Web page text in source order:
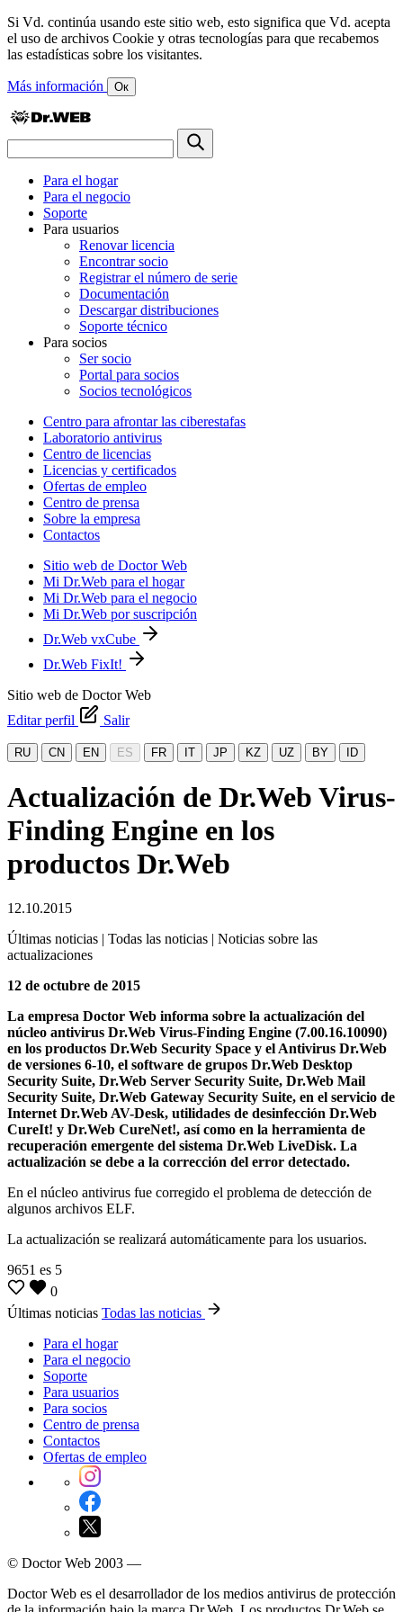
Si Vd. continúa usando este sitio web, esto significa que Vd. acepta
el uso de archivos Cookie y otras tecnologías para que recabemos
las estadísticas sobre los visitantes.
Más información Ок
Para el hogar
Para el negocio
Soporte
Para usuarios
Renovar licencia
Encontrar socio
Registrar el número de serie
Documentación
Descargar distribuciones
Soporte técnico
Para socios
Ser socio
Portal para socios
Socios tecnológicos
Centro para afrontar las ciberestafas
Laboratorio antivirus
Centro de licencias
Licencias y certificados
Ofertas de empleo
Centro de prensa
Sobre la empresa
Contactos
Sitio web de Doctor Web
Mi Dr.Web para el hogar
Mi Dr.Web para el negocio
Mi Dr.Web por suscripción
Dr.Web vxCube
Dr.Web FixIt!
Sitio web de Doctor Web
Editar perfil
Salir
RU CN EN ES FR IT JP KZ UZ BY ID
Actualización de Dr.Web Virus-
Finding Engine en los
productos Dr.Web
12.10.2015
Últimas noticias | Todas las noticias | Noticias sobre las
actualizaciones
12 de octubre de 2015
La empresa Doctor Web informa sobre la actualización del
núcleo antivirus Dr.Web Virus-Finding Engine (7.00.16.10090)
en los productos Dr.Web Security Space y el Antivirus Dr.Web
de versiones 6-10, el software de grupos Dr.Web Desktop
Security Suite, Dr.Web Server Security Suite, Dr.Web Mail
Security Suite, Dr.Web Gateway Security Suite, en el servicio de
Internet Dr.Web AV-Desk, utilidades de desinfección Dr.Web
CureIt! y Dr.Web CureNet!, así como en la herramienta de
recuperación emergente del sistema Dr.Web LiveDisk. La
actualización se debe a la corrección del error detectado.
En el núcleo antivirus fue corregido el problema de detección de
algunos archivos ELF.
La actualización se realizará automáticamente para los usuarios.
9651 es 5
0
Últimas noticias Todas las noticias
Para el hogar
Para el negocio
Soporte
Para usuarios
Para socios
Centro de prensa
Contactos
Ofertas de empleo
© Doctor Web 2003 —
Doctor Web es el desarrollador de los medios antivirus de protección